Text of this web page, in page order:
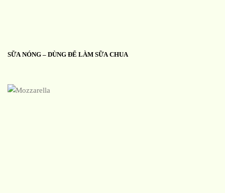
SỮA NÓNG – DÙNG ĐỂ LÀM SỮA CHUA